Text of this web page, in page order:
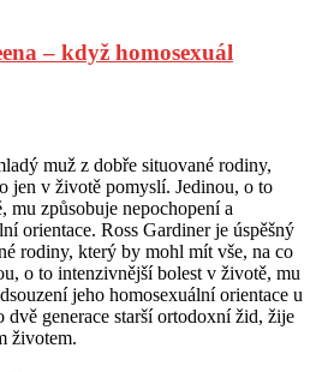
– když homosexuál
muž z dobře situované rodiny,
jen v životě pomyslí. Jedinou, o to
mu způsobuje nepochopení a
orientace. Ross Gardiner je úspěšný
rodiny, který by mohl mít vše, na co
o to intenzivnější bolest v životě, mu
jeho homosexuální orientace u
dvě generace starší ortodoxní žid, žije
životem.